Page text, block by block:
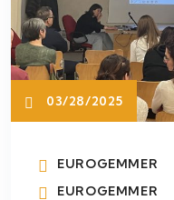
03/28/2025
EUROGEMMER
EUROGEMMER